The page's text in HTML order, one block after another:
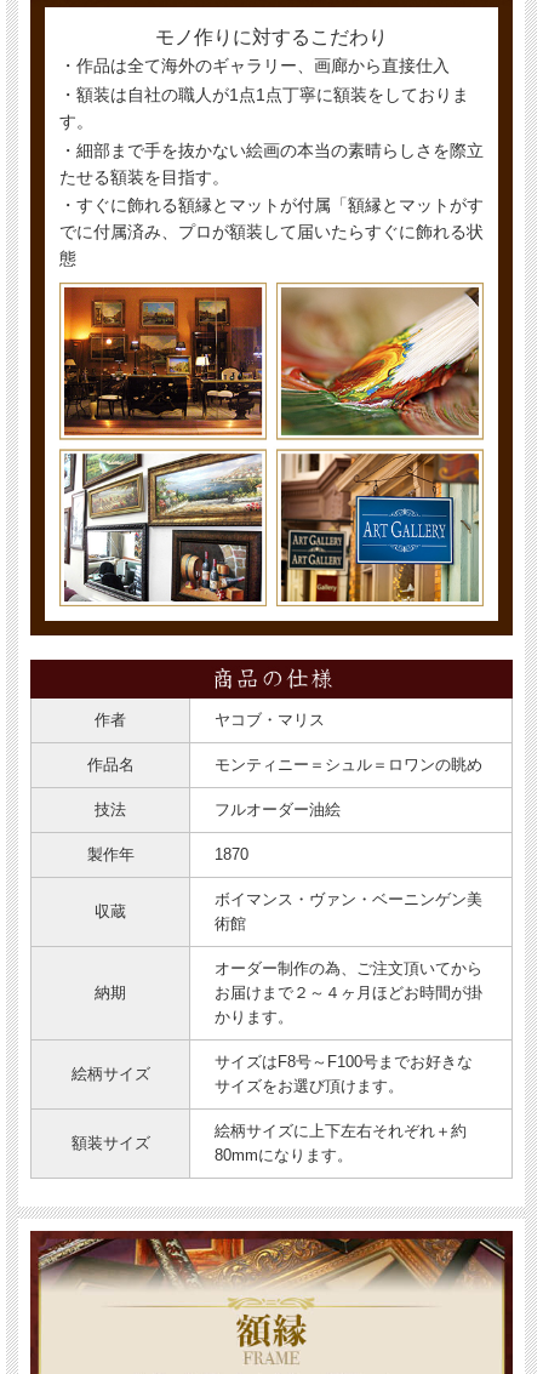
モノ作りに対するこだわり
・作品は全て海外のギャラリー、画廊から直接仕入
・額装は自社の職人が1点1点丁寧に額装をしておりま
す。
・細部まで手を抜かない絵画の本当の素晴らしさを際立
たせる額装を目指す。
・すぐに飾れる額縁とマットが付属「額縁とマットがす
でに付属済み、プロが額装して届いたらすぐに飾れる状
態
作者 ヤコブ・マリス
作品名 モンティニー＝シュル＝ロワンの眺め
技法 フルオーダー油絵
製作年 1870
収蔵
ボイマンス・ヴァン・ベーニンゲン美
術館
納期
オーダー制作の為、ご注文頂いてから
お届けまで２～４ヶ月ほどお時間が掛
かります。
絵柄サイズ
サイズはF8号～F100号までお好きな
サイズをお選び頂けます。
額装サイズ
絵柄サイズに上下左右それぞれ＋約
80mmになります。